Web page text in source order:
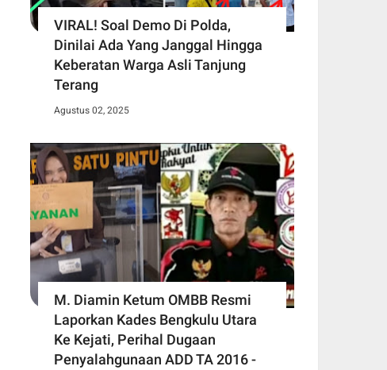
VIRAL! Soal Demo Di Polda,
Dinilai Ada Yang Janggal Hingga
Keberatan Warga Asli Tanjung
Terang
Agustus 02, 2025
M. Diamin Ketum OMBB Resmi
Laporkan Kades Bengkulu Utara
Ke Kejati, Perihal Dugaan
Penyalahgunaan ADD TA 2016 -